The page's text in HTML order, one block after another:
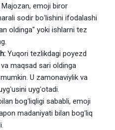
Majozan, emoji biror
sodir boʻlishini ifodalashi
oldinga" yoki ishlarni tez
Yuqori tezlikdagi poyezd
maqsad sari oldinga
U zamonaviylik va
uygʻotadi.
bogʻliqligi sababli, emoji
madaniyati bilan bogʻliq